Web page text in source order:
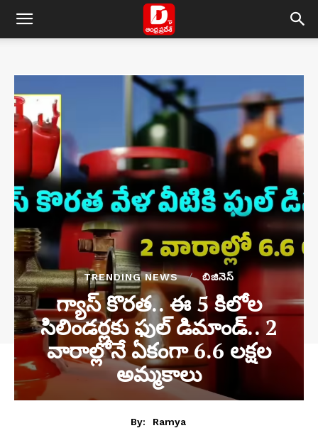
TRENDING NEWS బిజినెస్
గ్యాస్ కొరత.. ఈ 5 కిలోల
సిలిండర్లకు ఫుల్ డిమాండ్.. 2
వారాల్లోనే ఏకంగా 6.6 లక్షల
అమ్మకాలు
By:
Ramya